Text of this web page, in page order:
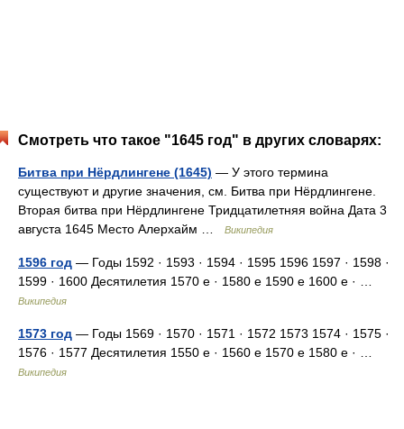
Смотреть что такое "1645 год" в других словарях:
Битва при Нёрдлингене (1645) — У этого термина
существуют и другие значения, см. Битва при Нёрдлингене.
Вторая битва при Нёрдлингене Тридцатилетняя война Дата 3
августа 1645 Место Алерхайм …
Википедия
1596 год — Годы 1592 · 1593 · 1594 · 1595 1596 1597 · 1598 ·
1599 · 1600 Десятилетия 1570 е · 1580 е 1590 е 1600 е · …
Википедия
1573 год — Годы 1569 · 1570 · 1571 · 1572 1573 1574 · 1575 ·
1576 · 1577 Десятилетия 1550 е · 1560 е 1570 е 1580 е · …
Википедия